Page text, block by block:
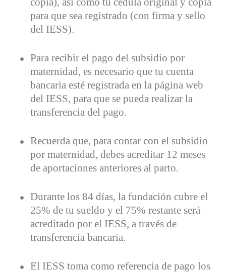
para que sea registrado (con firma y sello
del IESS).
Para recibir el pago del subsidio por
maternidad, es necesario que tu cuenta
bancaria esté registrada en la página web
del IESS, para que se pueda realizar la
transferencia del pago.
Recuerda que, para contar con el subsidio
por maternidad, debes acreditar 12 meses
de aportaciones anteriores al parto.
Durante los 84 días, la fundación cubre el
25% de tu sueldo y el 75% restante será
acreditado por el IESS, a través de
transferencia bancaria.
El IESS toma como referencia de pago los